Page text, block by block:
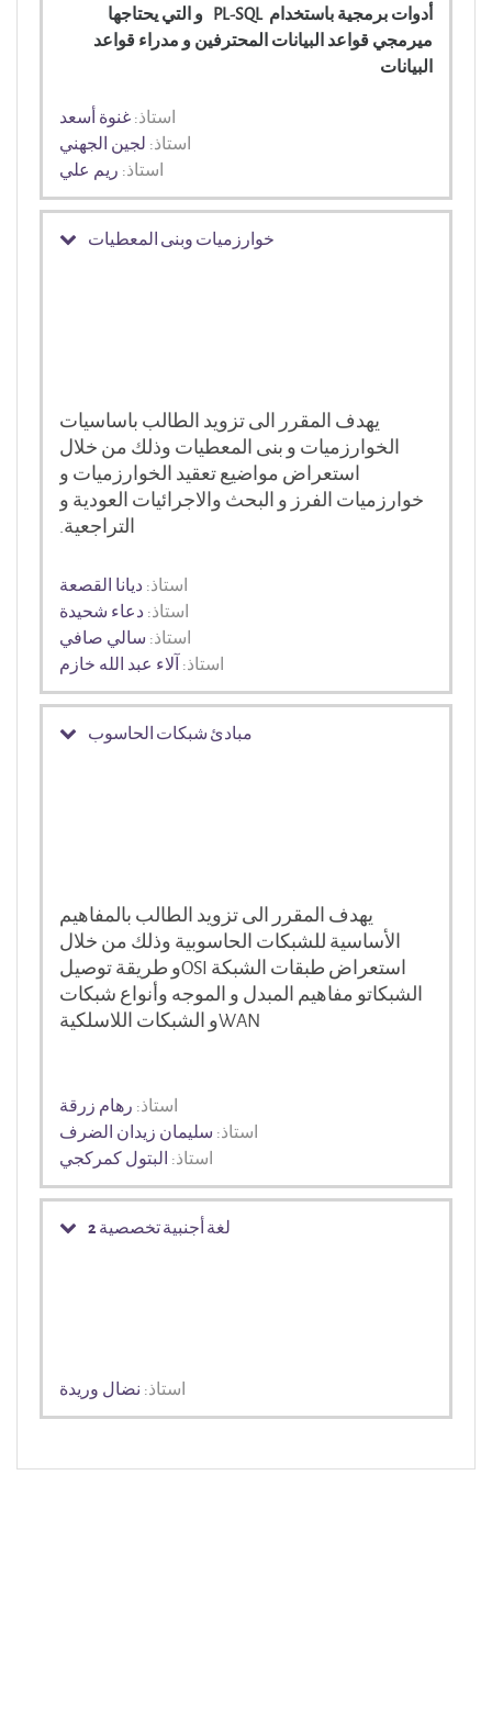
أدوات برمجية باستخدام PL-SQL و التي يحتاجها
ميرمجي قواعد البيانات المحترفين و مدراء قواعد
البيانات
استاذ: غنوة أسعد
استاذ: لجين الجهني
استاذ: ريم علي
خوارزميات وبنى المعطيات
يهدف المقرر الى تزويد الطالب باساسيات
الخوارزميات و بنى المعطيات وذلك من خلال
استعراض مواضيع تعقيد الخوارزميات و
خوارزميات الفرز و البحث والاجرائيات العودية و
التراجعية.
استاذ: ديانا القصعة
استاذ: دعاء شحيدة
استاذ: سالي صافي
استاذ: آلاء عبد الله خازم
مبادئ شبكات الحاسوب
يهدف المقرر الى تزويد الطالب بالمفاهيم
الأساسية للشبكات الحاسوبية وذلك من خلال
استعراض طبقات الشبكة OSIو طريقة توصيل
الشبكاتو مفاهيم المبدل و الموجه وأنواع شبكات
WANو الشبكات اللاسلكية
استاذ: رهام زرقة
استاذ: سليمان زيدان الضرف
استاذ: البتول كمركجي
لغة أجنبية تخصصية 2
استاذ: نضال وريدة